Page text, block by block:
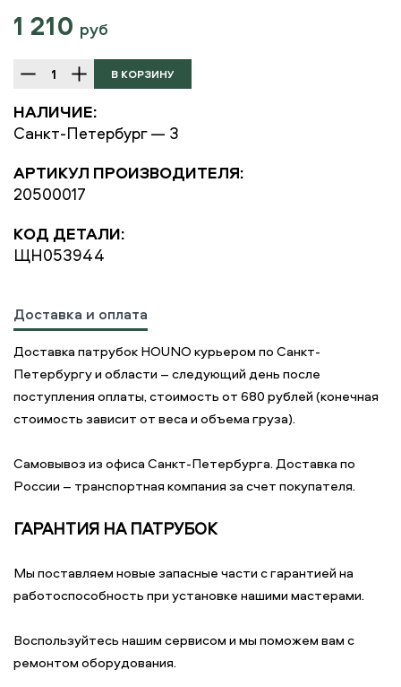
1 210 руб
НАЛИЧИЕ:
Санкт-Петербург — 3
АРТИКУЛ ПРОИЗВОДИТЕЛЯ:
20500017
КОД ДЕТАЛИ:
ЩН053944
Доставка и оплата
Доставка патрубок HOUNO курьером по Санкт-
Петербургу и области – следующий день после
поступления оплаты, стоимость от 680 рублей (конечная
стоимость зависит от веса и объема груза).
Самовывоз из офиса Санкт-Петербурга. Доставка по
России – транспортная компания за счет покупателя.
ГАРАНТИЯ НА ПАТРУБОК
Мы поставляем новые запасные части с гарантией на
работоспособность при установке нашими мастерами.
Воспользуйтесь нашим сервисом и мы поможем вам с
ремонтом оборудования.